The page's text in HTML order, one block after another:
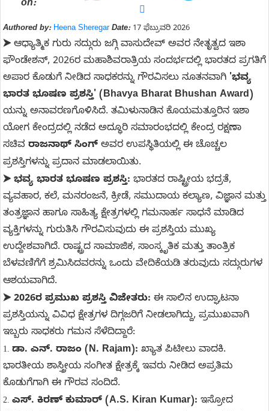
on:
Authored by: Heena Sheregar Date:17 ಫೆಬ್ರುವರಿ 2026
➤ ಆಧ್ಯಾತ್ಮಿಕ ಗುರು ಸದ್ಗುರು ಜಗ್ಗಿ ವಾಸುದೇವ್ ಅವರ ನೇತೃತ್ವದ ಇಶಾ
ಫೌಂಡೇಶನ್, 2026ರ ಮಹಾಶಿವರಾತ್ರಿಯ ಸಂದರ್ಭದಲ್ಲಿ ಭಾರತದ ಪ್ರಗತಿಗೆ
ಅಪಾರ ಕೊಡುಗೆ ನೀಡಿದ ಸಾಧಕರನ್ನು ಗೌರವಿಸಲು ನೂತನವಾಗಿ 'ಭವ್ಯ
ಭಾರತ ಭೂಷಣ ಪ್ರಶಸ್ತಿ' (Bhavya Bharat Bhushan Award)
ಯನ್ನು ಅನಾವರಣಗೊಳಿಸಿದೆ. ತಮಿಳುನಾಡಿನ ಕೊಯಮತ್ತೂರಿನ ಇಶಾ
ಯೋಗ ಕೇಂದ್ರದಲ್ಲಿ ನಡೆದ ಅದ್ಧೂರಿ ಸಮಾರಂಭದಲ್ಲಿ ಕೇಂದ್ರ ರಕ್ಷಣಾ
ಸಚಿವ ರಾಜನಾಥ್ ಸಿಂಗ್ ಅವರ ಉಪಸ್ಥಿತಿಯಲ್ಲಿ ಈ ಚೊಚ್ಚಲ
ಪ್ರಶಸ್ತಿಗಳನ್ನು ಪ್ರದಾನ ಮಾಡಲಾಯಿತು.
➤ ಭವ್ಯ ಭಾರತ ಭೂಷಣ ಪ್ರಶಸ್ತಿ: ಭಾರತದ ರಾಷ್ಟ್ರೀಯ ಭದ್ರತೆ,
ವ್ಯವಹಾರ, ಕಲೆ, ಮನರಂಜನೆ, ಕ್ರೀಡೆ, ಸಮುದಾಯ ಕಲ್ಯಾಣ, ವಿಜ್ಞಾನ ಮತ್ತು
ತಂತ್ರಜ್ಞಾನ ಹಾಗೂ ಸಾಹಿತ್ಯ ಕ್ಷೇತ್ರಗಳಲ್ಲಿ ಗಮನಾರ್ಹ ಸಾಧನೆ ಮಾಡಿದ
ವ್ಯಕ್ತಿಗಳನ್ನು ಗುರುತಿಸಿ ಗೌರವಿಸುವುದು ಈ ಪ್ರಶಸ್ತಿಯ ಮುಖ್ಯ
ಉದ್ದೇಶವಾಗಿದೆ. ರಾಷ್ಟ್ರದ ಸಾಮಾಜಿಕ, ಸಾಂಸ್ಕೃತಿಕ ಮತ್ತು ತಾಂತ್ರಿಕ
ಬೆಳವಣಿಗೆಗೆ ಶ್ರಮಿಸಿದವರನ್ನು ಒಂದು ವೇದಿಕೆಯಡಿ ತರುವುದು ಸದ್ಗುರುಗಳ
ಆಶಯವಾಗಿದೆ.
➤ 2026ರ ಪ್ರಮುಖ ಪ್ರಶಸ್ತಿ ವಿಜೇತರು: ಈ ಸಾಲಿನ ಉದ್ಘಾಟನಾ
ಪ್ರಶಸ್ತಿಯನ್ನು ವಿವಿಧ ಕ್ಷೇತ್ರಗಳ ದಿಗ್ಗಜರಿಗೆ ನೀಡಲಾಗಿದ್ದು, ಪ್ರಮುಖವಾಗಿ
ಇಬ್ಬರು ಸಾಧಕರು ಗಮನ ಸೆಳೆದಿದ್ದಾರೆ:
1. ಡಾ. ಎನ್. ರಾಜಂ (N. Rajam): ಖ್ಯಾತ ಪಿಟೀಲು ವಾದಕಿ.
ಭಾರತೀಯ ಶಾಸ್ತ್ರೀಯ ಸಂಗೀತ ಕ್ಷೇತ್ರಕ್ಕೆ ಇವರು ನೀಡಿದ ಅಪ್ರತಿಮ
ಕೊಡುಗೆಗಾಗಿ ಈ ಗೌರವ ಸಂದಿದೆ.
2. ಎಸ್. ಕಿರಣ್ ಕುಮಾರ್ (A.S. Kiran Kumar): ಇಸ್ರೋದ